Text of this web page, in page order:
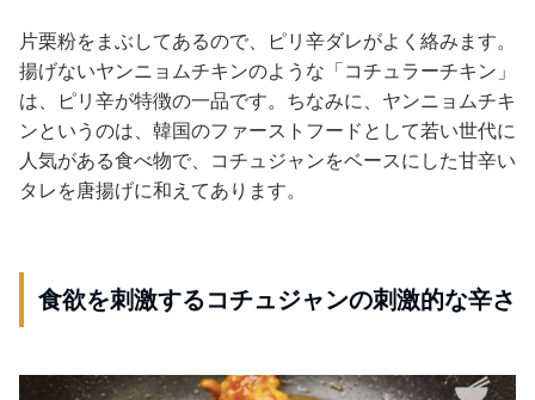
片栗粉をまぶしてあるので、ピリ辛ダレがよく絡みます。
揚げないヤンニョムチキンのような「コチュラーチキン」
は、ピリ辛が特徴の一品です。ちなみに、ヤンニョムチキ
ンというのは、韓国のファーストフードとして若い世代に
人気がある食べ物で、コチュジャンをベースにした甘辛い
タレを唐揚げに和えてあります。
食欲を刺激するコチュジャンの刺激的な辛さ